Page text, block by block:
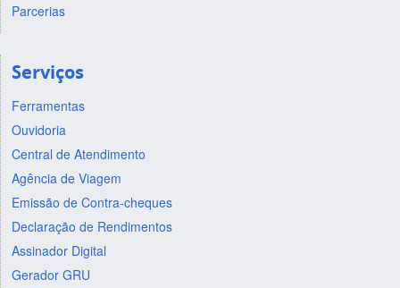
Parcerias
Serviços
Ferramentas
Ouvidoria
Central de Atendimento
Agência de Viagem
Emissão de Contra-cheques
Declaração de Rendimentos
Assinador Digital
Gerador GRU